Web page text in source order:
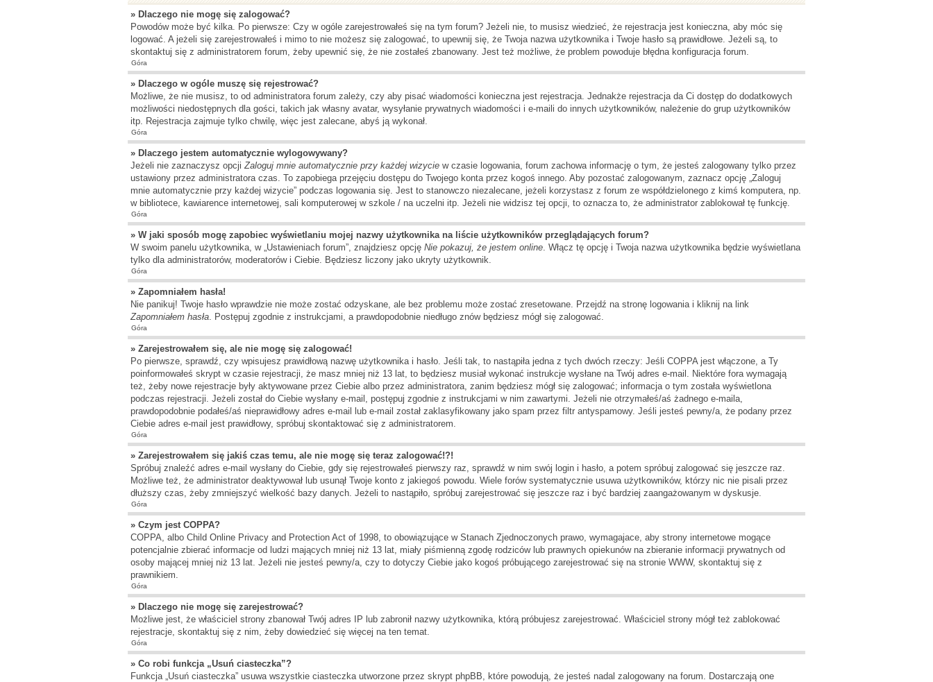
» Dlaczego nie mogę się zalogować?
Powodów może być kilka. Po pierwsze: Czy w ogóle zarejestrowałeś się na tym forum? Jeżeli nie, to musisz wiedzieć, że rejestracja jest konieczna, aby móc się
logować. A jeżeli się zarejestrowałeś i mimo to nie możesz się zalogować, to upewnij się, że Twoja nazwa użytkownika i Twoje hasło są prawidłowe. Jeżeli są, to
skontaktuj się z administratorem forum, żeby upewnić się, że nie zostałeś zbanowany. Jest też możliwe, że problem powoduje błędna konfiguracja forum.
Góra
» Dlaczego w ogóle muszę się rejestrować?
Możliwe, że nie musisz, to od administratora forum zależy, czy aby pisać wiadomości konieczna jest rejestracja. Jednakże rejestracja da Ci dostęp do dodatkowych
możliwości niedostępnych dla gości, takich jak własny avatar, wysyłanie prywatnych wiadomości i e-maili do innych użytkowników, należenie do grup użytkowników
itp. Rejestracja zajmuje tylko chwilę, więc jest zalecane, abyś ją wykonał.
Góra
» Dlaczego jestem automatycznie wylogowywany?
Jeżeli nie zaznaczysz opcjiZaloguj mnie automatycznie przy każdej wizycie w czasie logowania, forum zachowa informację o tym, że jesteś zalogowany tylko przez
ustawiony przez administratora czas. To zapobiega przejęciu dostępu do Twojego konta przez kogoś innego. Aby pozostać zalogowanym, zaznacz opcję „Zaloguj
mnie automatycznie przy każdej wizycie” podczas logowania się. Jest to stanowczo niezalecane, jeżeli korzystasz z forum ze współdzielonego z kimś komputera, np.
w bibliotece, kawiarence internetowej, sali komputerowej w szkole / na uczelni itp. Jeżeli nie widzisz tej opcji, to oznacza to, że administrator zablokował tę funkcję.
Góra
» W jaki sposób mogę zapobiec wyświetlaniu mojej nazwy użytkownika na liście użytkowników przeglądających forum?
W swoim panelu użytkownika, w „Ustawieniach forum”, znajdziesz opcję Nie pokazuj, że jestem online. Włącz tę opcję i Twoja nazwa użytkownika będzie wyświetlana
tylko dla administratorów, moderatorów i Ciebie. Będziesz liczony jako ukryty użytkownik.
Góra
» Zapomniałem hasła!
Nie panikuj! Twoje hasło wprawdzie nie może zostać odzyskane, ale bez problemu może zostać zresetowane. Przejdź na stronę logowania i kliknij na link
Zapomniałem hasła. Postępuj zgodnie z instrukcjami, a prawdopodobnie niedługo znów będziesz mógł się zalogować.
Góra
» Zarejestrowałem się, ale nie mogę się zalogować!
Po pierwsze, sprawdź, czy wpisujesz prawidłową nazwę użytkownika i hasło. Jeśli tak, to nastąpiła jedna z tych dwóch rzeczy: Jeśli COPPA jest włączone, a Ty
poinformowałeś skrypt w czasie rejestracji, że masz mniej niż 13 lat, to będziesz musiał wykonać instrukcje wysłane na Twój adres e-mail. Niektóre fora wymagają
też, żeby nowe rejestracje były aktywowane przez Ciebie albo przez administratora, zanim będziesz mógł się zalogować; informacja o tym została wyświetlona
podczas rejestracji. Jeżeli został do Ciebie wysłany e-mail, postępuj zgodnie z instrukcjami w nim zawartymi. Jeżeli nie otrzymałeś/aś żadnego e-maila,
prawdopodobnie podałeś/aś nieprawidłowy adres e-mail lub e-mail został zaklasyfikowany jako spam przez filtr antyspamowy. Jeśli jesteś pewny/a, że podany przez
Ciebie adres e-mail jest prawidłowy, spróbuj skontaktować się z administratorem.
Góra
» Zarejestrowałem się jakiś czas temu, ale nie mogę się teraz zalogować!?!
Spróbuj znaleźć adres e-mail wysłany do Ciebie, gdy się rejestrowałeś pierwszy raz, sprawdź w nim swój login i hasło, a potem spróbuj zalogować się jeszcze raz.
Możliwe też, że administrator deaktywował lub usunął Twoje konto z jakiegoś powodu. Wiele forów systematycznie usuwa użytkowników, którzy nic nie pisali przez
dłuższy czas, żeby zmniejszyć wielkość bazy danych. Jeżeli to nastąpiło, spróbuj zarejestrować się jeszcze raz i być bardziej zaangażowanym w dyskusje.
Góra
» Czym jest COPPA?
COPPA, albo Child Online Privacy and Protection Act of 1998, to obowiązujące w Stanach Zjednoczonych prawo, wymagajace, aby strony internetowe mogące
potencjalnie zbierać informacje od ludzi mających mniej niż 13 lat, miały piśmienną zgodę rodziców lub prawnych opiekunów na zbieranie informacji prywatnych od
osoby mającej mniej niż 13 lat. Jeżeli nie jesteś pewny/a, czy to dotyczy Ciebie jako kogoś próbującego zarejestrować się na stronie WWW, skontaktuj się z
prawnikiem.
Góra
» Dlaczego nie mogę się zarejestrować?
Możliwe jest, że właściciel strony zbanował Twój adres IP lub zabronił nazwy użytkownika, którą próbujesz zarejestrować. Właściciel strony mógł też zablokować
rejestracje, skontaktuj się z nim, żeby dowiedzieć się więcej na ten temat.
Góra
» Co robi funkcja „Usuń ciasteczka”?
Funkcja „Usuń ciasteczka” usuwa wszystkie ciasteczka utworzone przez skrypt phpBB, które powodują, że jesteś nadal zalogowany na forum. Dostarczają one